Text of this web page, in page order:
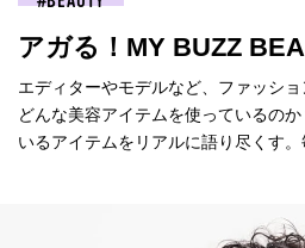
アガる！MY BUZZ
エディターやモデルなど、ファッシ
どんな美容アイテムを使っているの
いるアイテムをリアルに語り尽くす。